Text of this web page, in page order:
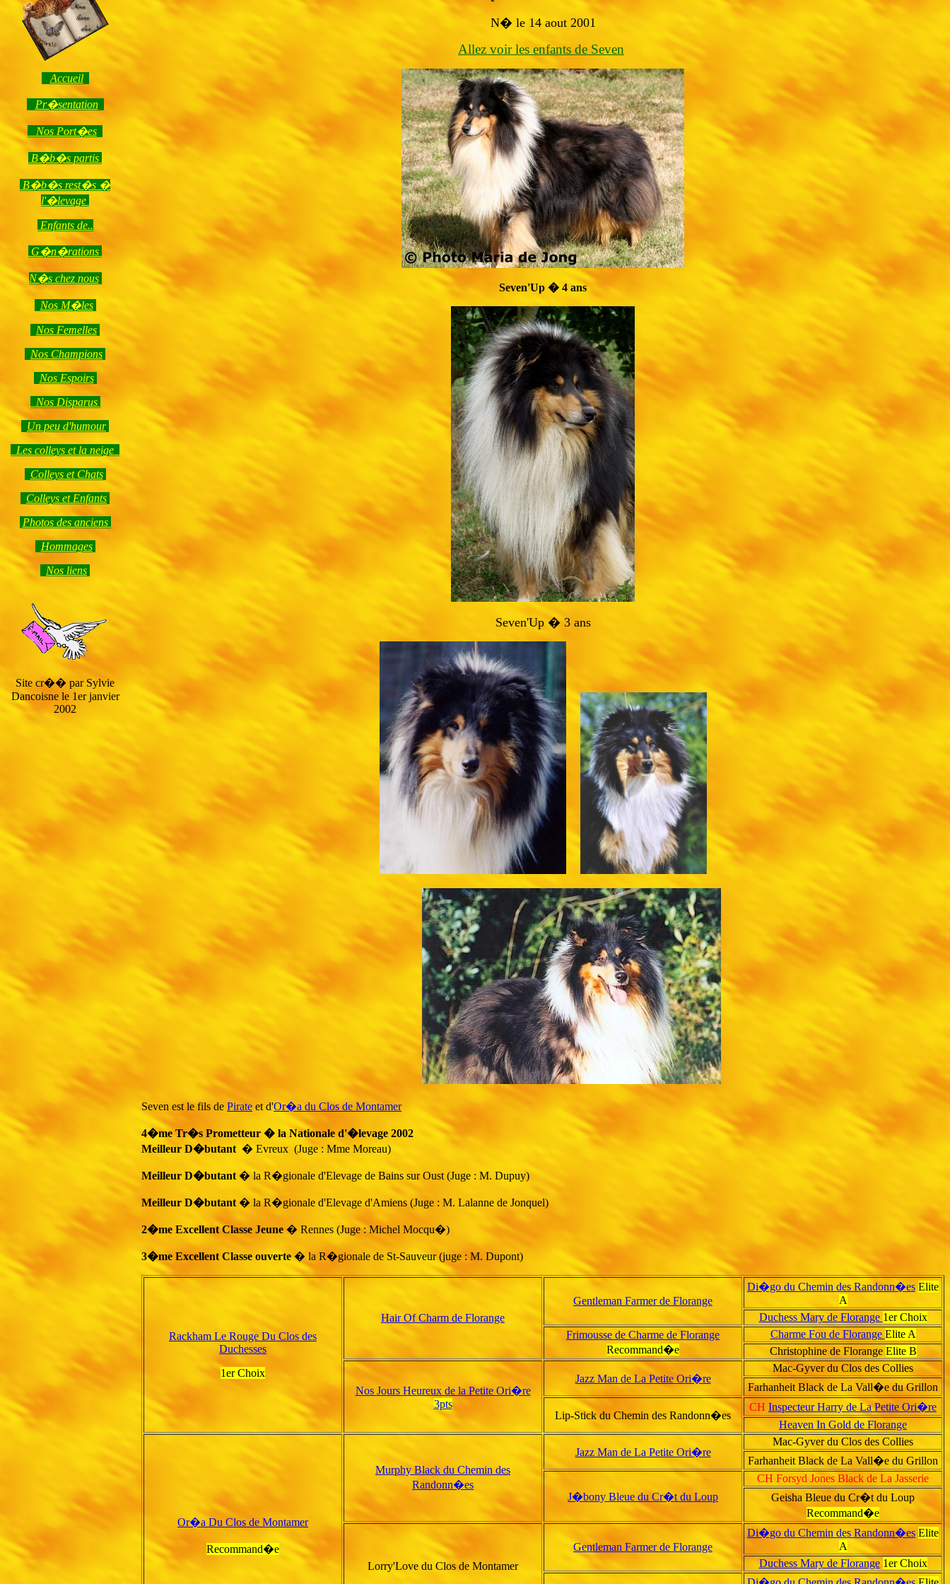
Accueil
Pr�sentation
Nos Port�es
B�b�s partis
B�b�s rest�s �
l'�levage
Enfants de..
G�n�rations
N�s chez nous
Nos M�les
Nos Femelles
Nos Champions
Nos Espoirs
Nos Disparus
Un peu d'humour
Les colleys et la neige
Colleys et Chats
Colleys et Enfants
Photos des anciens
Hommages
Nos liens
Site cr�� par Sylvie
Dancoisne le 1er janvier
2002
N� le 14 aout 2001
Allez voir les enfants de Seven
Seven'Up � 4 ans
Seven'Up � 3 ans
Seven est le fils de Pirate et d'Or�a du Clos de Montamer
4�me Tr�s Prometteur � la Nationale d'�levage 2002
Meilleur D�butant � Evreux (Juge : Mme Moreau)
Meilleur D�butant � la R�gionale d'Elevage de Bains sur Oust (Juge : M. Dupuy)
Meilleur D�butant � la R�gionale d'Elevage d'Amiens (Juge : M. Lalanne de Jonquel)
2�me Excellent Classe Jeune � Rennes (Juge : Michel Mocqu�)
3�me Excellent Classe ouverte� la R�gionale de St-Sauveur (juge : M. Dupont)
Rackham Le Rouge Du Clos des
Duchesses
1er Choix
Hair Of Charm de Florange
Gentleman Farmer de Florange
Di�go du Chemin des Randonn�es Elite
A
Duchess Mary de Florange 1er Choix
Frimousse de Charme de Florange
Recommand�e
Charme Fou de Florange Elite A
Christophine de Florange Elite B
Nos Jours Heureux de la Petite Ori�re
3pts
Jazz Man de La Petite Ori�re
Mac-Gyver du Clos des Collies
Farhanheit Black de La Vall�e du Grillon
Lip-Stick du Chemin des Randonn�es
CH Inspecteur Harry de La Petite Ori�re
Heaven In Gold de Florange
Or�a Du Clos de Montamer
Recommand�e
Murphy Black du Chemin des
Randonn�es
Jazz Man de La Petite Ori�re
Mac-Gyver du Clos des Collies
Farhanheit Black de La Vall�e du Grillon
J�bony Bleue du Cr�t du Loup
CH Forsyd Jones Black de La Jasserie
Geisha Bleue du Cr�t du Loup
Recommand�e
Lorry'Love du Clos de Montamer
Gentleman Farmer de Florange
Di�go du Chemin des Randonn�es Elite
A
Duchess Mary de Florange 1er Choix